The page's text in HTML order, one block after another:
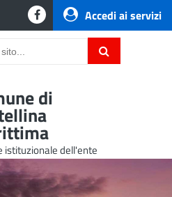
Accedi ai servizi
di
istituzionale dell'ente